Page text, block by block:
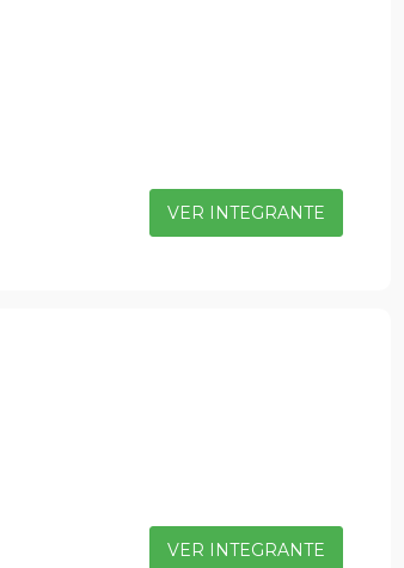
VER INTEGRANTE
VER INTEGRANTE